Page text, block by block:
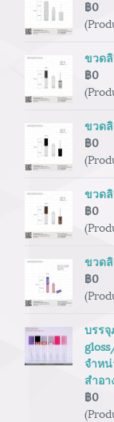
฿0
ขวด
฿0
ขวดลิ
฿0
ขวด
฿0
ขวด
฿0
บรร
จำห
สำอา
฿0